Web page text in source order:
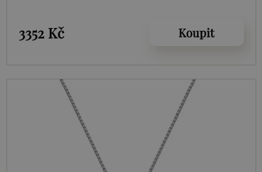
3352 Kč Koupit